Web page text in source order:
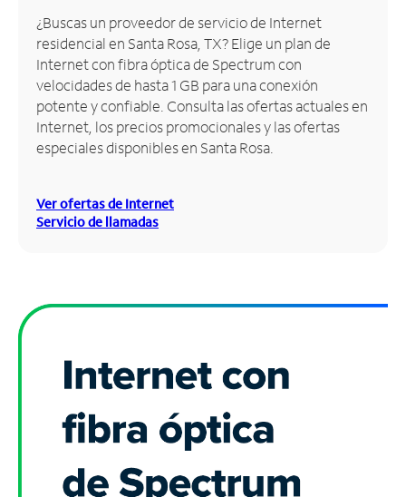
Inglés
Administrar
cuenta
Encuentra
una
tienda
¿Buscas un proveedor de servicio de Internet
residencial en Santa Rosa, TX? Elige un plan de
Internet con fibra óptica de Spectrum con
velocidades de hasta 1 GB para una conexión
potente y confiable. Consulta las ofertas actuales en
Internet, los precios promocionales y las ofertas
especiales disponibles en Santa Rosa.
Ver ofertas de Internet
Servicio de llamadas